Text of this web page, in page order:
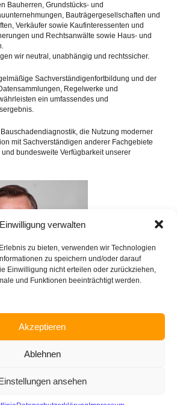
Einwilligung verwalten
zu bieten, verwenden wir Technologien
zu speichern und/oder darauf
Einwilligung nicht erteilen oder zurückziehen,
und Funktionen beeinträchtigt werden.
Akzeptieren
Ablehnen
ansehen
Bauherren, Grundstücks- und
Bauträgergesellschaften und
Verkäufer sowie Kaufinteressenten und
und Rechtsanwälte sowie Haus- und
wir neutral, unabhängig und rechtssicher.
Sachverständigenfortbildung und der
Regelwerke und
ein umfassendes und
die Nutzung moderner
mit Sachverständigen anderer Fachgebiete
bundesweite Verfügbarkeit unserer
Vorteile die Überzeugen